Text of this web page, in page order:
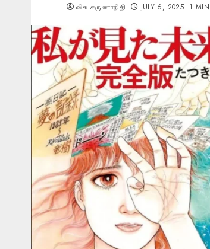
விசு கருணாநிதி JULY 6, 2025 1